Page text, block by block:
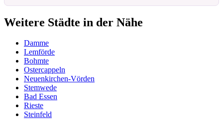
Weitere Städte in der Nähe
Damme
Lemförde
Bohmte
Ostercappeln
Neuenkirchen-Vörden
Stemwede
Bad Essen
Rieste
Steinfeld